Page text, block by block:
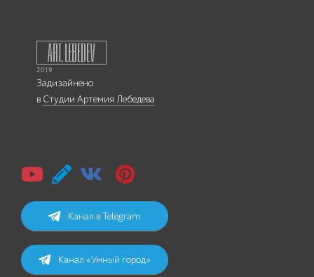
Задизайнено
в Студии Артемия Лебедева
Канал в Telegram
Канал «Умный город»